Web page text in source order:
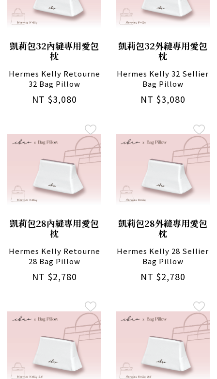
凱莉包32內縫專用愛包
枕
Hermes Kelly Retourne
32 Bag Pillow
NT $3,080
凱莉包32外縫專用愛包
枕
Hermes Kelly 32 Sellier
Bag Pillow
NT $3,080
凱莉包28內縫專用愛包
枕
Hermes Kelly Retourne
28 Bag Pillow
NT $2,780
凱莉包28外縫專用愛包
枕
Hermes Kelly 28 Sellier
Bag Pillow
NT $2,780